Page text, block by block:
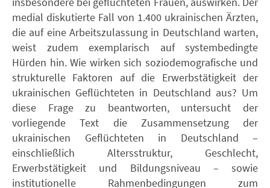
medial diskutierte Fall von 1.400 ukrainischen Ärzten,
die auf eine Arbeitszulassung in Deutschland warten,
weist zudem exemplarisch auf systembedingte
Hürden hin. Wie wirken sich soziodemografische und
strukturelle Faktoren auf die Erwerbstätigkeit der
ukrainischen Geflüchteten in Deutschland aus? Um
diese Frage zu beantworten, untersucht der
vorliegende Text die Zusammensetzung der
ukrainischen Geflüchteten in Deutschland –
einschließlich Altersstruktur, Geschlecht,
Erwerbstätigkeit und Bildungsniveau – sowie
institutionelle Rahmenbedingungen zum